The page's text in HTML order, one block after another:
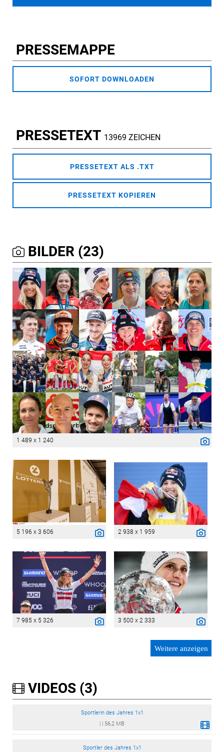
PRESSEMAPPE
SOFORT DOWNLOADEN
PRESSETEXT 13969 ZEICHEN
PRESSETEXT ALS .TXT
PRESSETEXT KOPIEREN
BILDER (23)
1 489 x 1 240
5 196 x 3 606 2 938 x 1 959
7 985 x 5 326 3 500 x 2 333
Weitere anzeigen
VIDEOS (3)
Sportlerin des Jahres 1x1
56,2 MB
Sportler des Jahres 1x1